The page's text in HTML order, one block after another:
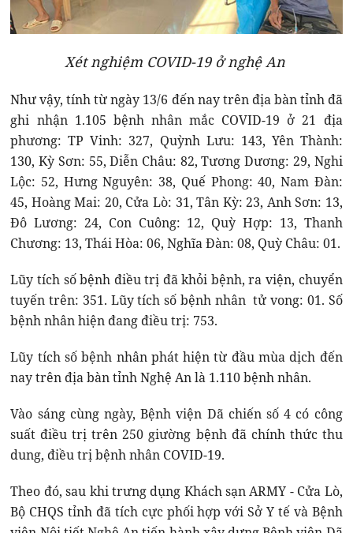
Xét nghiệm COVID-19 ở nghệ An
Như vậy, tính từ ngày 13/6 đến nay trên địa bàn tỉnh đã
ghi nhận 1.105 bệnh nhân mắc COVID-19 ở 21 địa
phương: TP Vinh: 327, Quỳnh Lưu: 143, Yên Thành:
130, Kỳ Sơn: 55, Diễn Châu: 82, Tương Dương: 29, Nghi
Lộc: 52, Hưng Nguyên: 38, Quế Phong: 40, Nam Đàn:
45, Hoàng Mai: 20, Cửa Lò: 31, Tân Kỳ: 23, Anh Sơn: 13,
Đô Lương: 24, Con Cuông: 12, Quỳ Hợp: 13, Thanh
Chương: 13, Thái Hòa: 06, Nghĩa Đàn: 08, Quỳ Châu: 01.
Lũy tích số bệnh điều trị đã khỏi bệnh, ra viện, chuyển
tuyến trên: 351. Lũy tích số bệnh nhân tử vong: 01. Số
bệnh nhân hiện đang điều trị: 753.
Lũy tích số bệnh nhân phát hiện từ đầu mùa dịch đến
nay trên địa bàn tỉnh Nghệ An là 1.110 bệnh nhân.
Vào sáng cùng ngày, Bệnh viện Dã chiến số 4 có công
suất điều trị trên 250 giường bệnh đã chính thức thu
dung, điều trị bệnh nhân COVID-19.
Theo đó, sau khi trưng dụng Khách sạn ARMY - Cửa Lò,
Bộ CHQS tỉnh đã tích cực phối hợp với Sở Y tế và Bệnh